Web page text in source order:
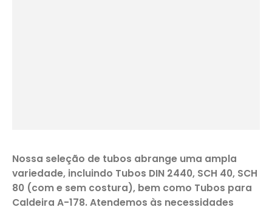
Nossa seleção de tubos abrange uma ampla
variedade, incluindo Tubos DIN 2440, SCH 40, SCH
80 (com e sem costura), bem como Tubos para
Caldeira A-178. Atendemos às necessidades